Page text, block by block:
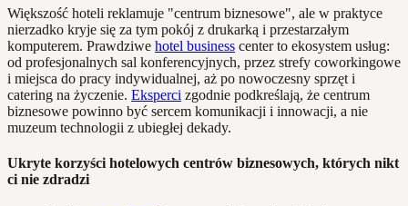
Większość hoteli reklamuje "centrum biznesowe", ale w praktyce
nierzadko kryje się za tym pokój z drukarką i przestarzałym
komputerem. Prawdziwe hotel business center to ekosystem usług:
od profesjonalnych sal konferencyjnych, przez strefy coworkingowe
i miejsca do pracy indywidualnej, aż po nowoczesny sprzęt i
catering na życzenie. Eksperci zgodnie podkreślają, że centrum
biznesowe powinno być sercem komunikacji i innowacji, a nie
muzeum technologii z ubiegłej dekady.
Ukryte korzyści hotelowych centrów biznesowych, których nikt
ci nie zdradzi